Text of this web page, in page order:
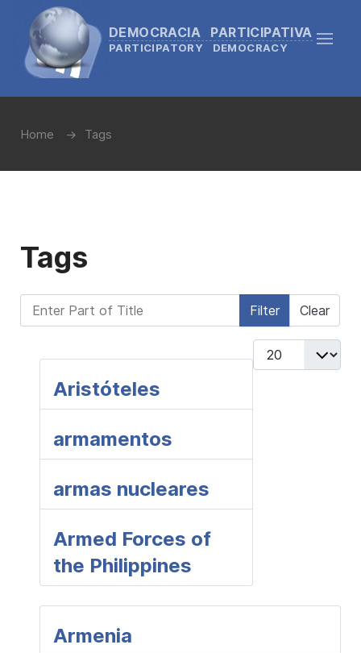
DEMOCRACIA PARTICIPATIVA
PARTICIPATORY DEMOCRACY
Home Tags
Tags
Enter Part of Title Filter Clear
Display #
Aristóteles
armamentos
armas nucleares
Armed Forces of
the Philippines
Armenia